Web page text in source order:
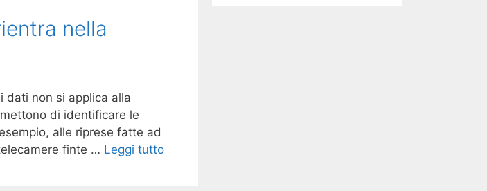
nella
dati non si applica alla
di identificare le
alle riprese fatte ad
finte … Leggi tutto